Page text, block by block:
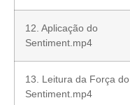
12. Aplicação do
Sentiment.mp4
13. Leitura da Força do
Sentiment.mp4